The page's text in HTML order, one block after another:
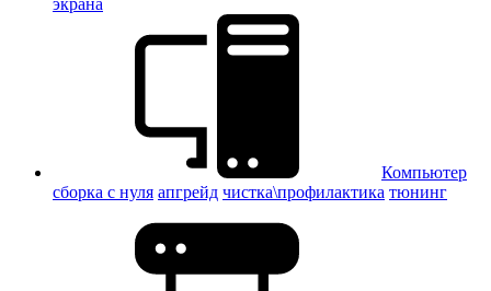
экрана
Компьютер
сборка с нуля апгрейд чистка\профилактика тюнинг